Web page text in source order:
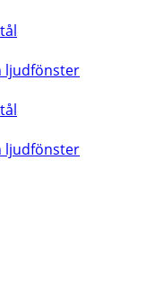
ljudfönster
ljudfönster